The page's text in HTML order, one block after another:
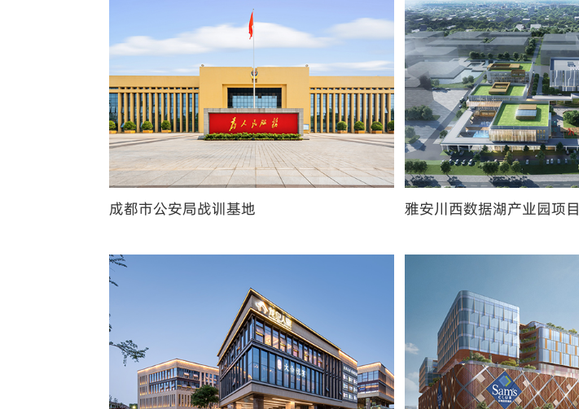
成都市公安局战训基地 雅安川西数据湖产业园项目